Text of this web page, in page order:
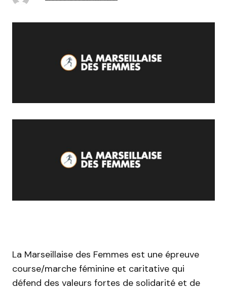
La Marseillaise des Femmes est une épreuve
course/marche féminine et caritative qui
défend des valeurs fortes de solidarité et de